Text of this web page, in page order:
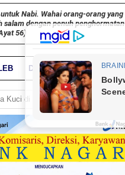
Nabi. Wahai orang-orang yang
dengan penuh penghormatan
56)
DUNIA PARIWARA